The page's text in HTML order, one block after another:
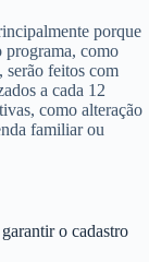
porque
programa, como
serão feitos com
a cada 12
como alteração
familiar ou
o cadastro